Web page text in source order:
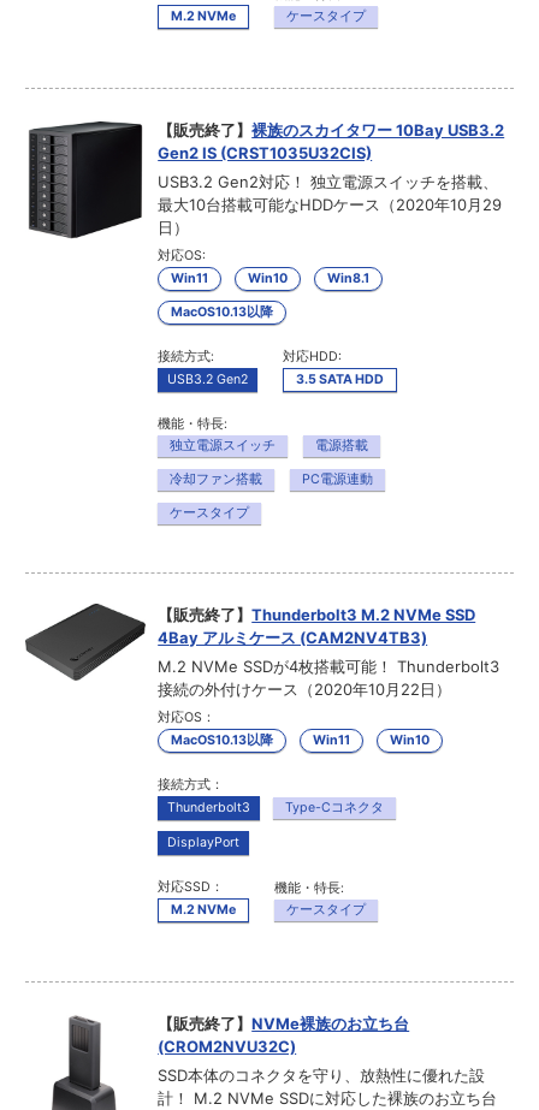
M.2 NVMe
ケースタイプ
【販売終了】裸族のスカイタワー 10Bay USB3.2
Gen2 IS (CRST1035U32CIS)
USB3.2 Gen2対応！ 独立電源スイッチを搭載、
最大10台搭載可能なHDDケース（2020年10月29
日）
対応OS:
Win11
Win10 Win8.1
MacOS10.13以降
接続方式:
USB3.2 Gen2
対応HDD:
3.5 SATA HDD
機能・特長:
独立電源スイッチ
電源搭載
冷却ファン搭載 PC電源連動
ケースタイプ
【販売終了】Thunderbolt3 M.2 NVMe SSD
4Bay アルミケース (CAM2NV4TB3)
M.2 NVMe SSDが4枚搭載可能！ Thunderbolt3
接続の外付けケース（2020年10月22日）
対応OS：
MacOS10.13以降
Win11 Win10
接続方式：
Thunderbolt3
Type-Cコネクタ
DisplayPort
対応SSD：
M.2 NVMe
機能・特長:
ケースタイプ
【販売終了】NVMe裸族のお立ち台
(CROM2NVU32C)
SSD本体のコネクタを守り、放熱性に優れた設
計！ M.2 NVMe SSDに対応した裸族のお立ち台